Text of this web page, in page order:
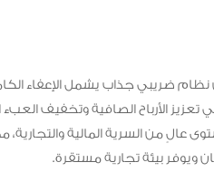
ضريبي جذاب يشمل الإعفاء
الأرباح الصافية وتخفيف
عالٍ من السرية المالية
ويوفر بيئة تجارية مستقرة.